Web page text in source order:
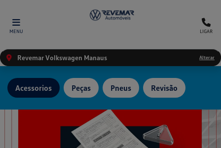
MENU LIGAR
Revemar Volkswagen Manaus Alterar
Acessorios Peças Pneus Revisão